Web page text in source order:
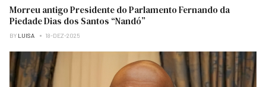
Morreu antigo Presidente do Parlamento Fernando da
Piedade Dias dos Santos “Nandó”
BY LUISA 18-DEZ-2025